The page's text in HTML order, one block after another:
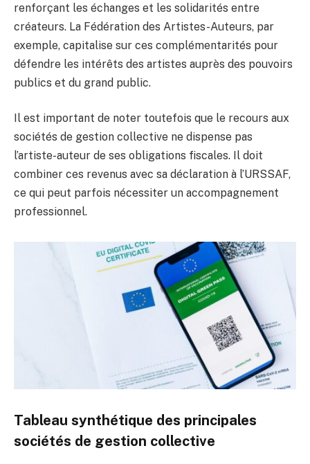
renforçant les échanges et les solidarités entre
créateurs. La Fédération des Artistes-Auteurs, par
exemple, capitalise sur ces complémentarités pour
défendre les intérêts des artistes auprès des pouvoirs
publics et du grand public.
Il est important de noter toutefois que le recours aux
sociétés de gestion collective ne dispense pas
l’artiste-auteur de ses obligations fiscales. Il doit
combiner ces revenus avec sa déclaration à l’URSSAF,
ce qui peut parfois nécessiter un accompagnement
professionnel.
Tableau synthétique des principales
sociétés de gestion collective